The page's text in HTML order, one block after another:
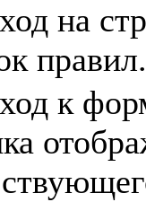
на
правил.
к